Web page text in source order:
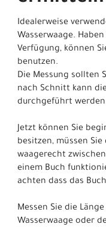
Idealerweise
Wasserwaage.
Verfügung, können
benutzen.
Die Messung sollten
nach Schnitt kann
durchgeführt
Jetzt können Sie
besitzen, müssen
waagerecht
einem Buch
achten dass das
Messen Sie die
Wasserwaage oder